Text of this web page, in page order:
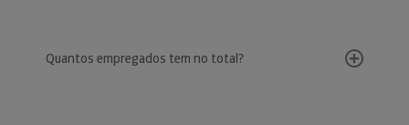
Quantos empregados tem no total?